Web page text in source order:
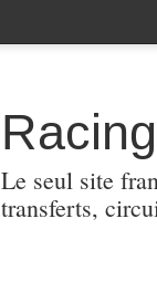
Le seul site
transferts,